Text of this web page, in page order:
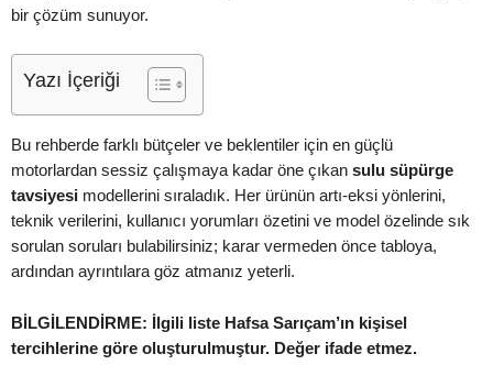
bir çözüm sunuyor.
Yazı İçeriği
Bu rehberde farklı bütçeler ve beklentiler için en güçlü
motorlardan sessiz çalışmaya kadar öne çıkan sulu süpürge
tavsiyesi modellerini sıraladık. Her ürünün artı-eksi yönlerini,
teknik verilerini, kullanıcı yorumları özetini ve model özelinde sık
sorulan soruları bulabilirsiniz; karar vermeden önce tabloya,
ardından ayrıntılara göz atmanız yeterli.
BİLGİLENDİRME: İlgili liste Hafsa Sarıçam’ın kişisel
tercihlerine göre oluşturulmuştur. Değer ifade etmez.